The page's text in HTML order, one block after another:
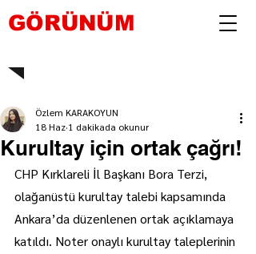
GÖRÜNÜM
Kurultay için ortak çağrı!
Özlem KARAKOYUN
18 Haz 1 dakikada okunur
CHP Kırklareli İl Başkanı Bora Terzi,
olağanüstü kurultay talebi kapsamında
Ankara’da düzenlenen ortak açıklamaya
katıldı. Noter onaylı kurultay taleplerinin